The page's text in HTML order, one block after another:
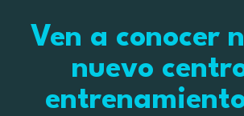
Ven a conocer
nuevo